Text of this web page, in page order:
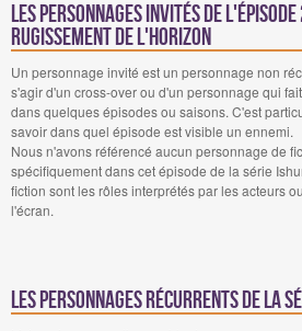
Les personnages invités de
Rugissement de l'Horizon
Un personnage invité est un personnage non
s'agir d'un cross-over ou d'un personnage qui
dans quelques épisodes ou saisons. C'est
savoir dans quel épisode est visible un ennemi.
Nous n'avons référencé aucun personnage de
spécifiquement dans cet épisode de la série
fiction sont les rôles interprétés par les acteurs
l'écran.
Les personnages récurrents de la